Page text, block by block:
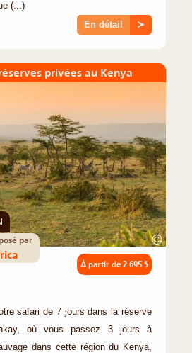
(...)
En détail ≻
privées au Kenya
©
par
À partir de 2 695 $
safari de 7 jours dans la réserve
où vous passez 3 jours à
dans cette région du Kenya,